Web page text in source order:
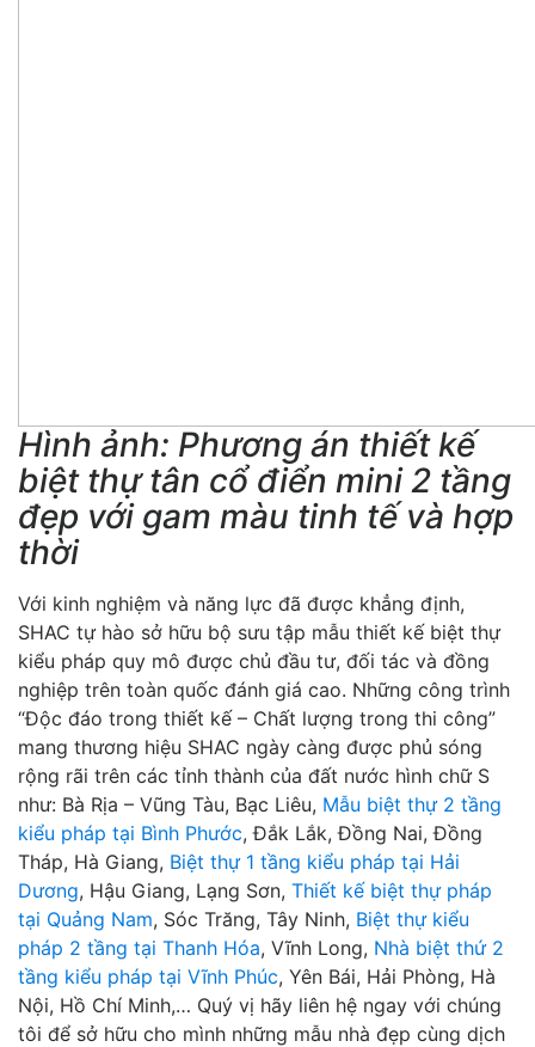
Hình ảnh: Phương án thiết kế
biệt thự tân cổ điển mini 2 tầng
đẹp với gam màu tinh tế và hợp
thời
Với kinh nghiệm và năng lực đã được khẳng định,
SHAC tự hào sở hữu bộ sưu tập mẫu thiết kế biệt thự
kiểu pháp quy mô được chủ đầu tư, đối tác và đồng
nghiệp trên toàn quốc đánh giá cao. Những công trình
“Độc đáo trong thiết kế – Chất lượng trong thi công”
mang thương hiệu SHAC ngày càng được phủ sóng
rộng rãi trên các tỉnh thành của đất nước hình chữ S
như: Bà Rịa – Vũng Tàu, Bạc Liêu, Mẫu biệt thự 2 tầng
kiểu pháp tại Bình Phước, Đắk Lắk, Đồng Nai, Đồng
Tháp, Hà Giang, Biệt thự 1 tầng kiểu pháp tại Hải
Dương, Hậu Giang, Lạng Sơn, Thiết kế biệt thự pháp
tại Quảng Nam, Sóc Trăng, Tây Ninh, Biệt thự kiểu
pháp 2 tầng tại Thanh Hóa, Vĩnh Long, Nhà biệt thứ 2
tầng kiểu pháp tại Vĩnh Phúc, Yên Bái, Hải Phòng, Hà
Nội, Hồ Chí Minh,… Quý vị hãy liên hệ ngay với chúng
tôi để sở hữu cho mình những mẫu nhà đẹp cùng dịch